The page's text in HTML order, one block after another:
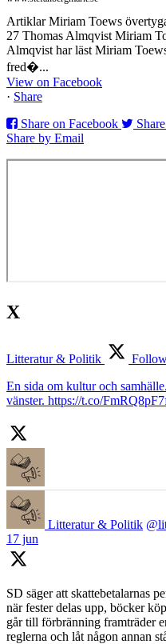
Artiklar Miriam Toews
27 Thomas Almqvist Miriam
Almqvist har läst Miriam
fred�...
View on Facebook
· Share
Share on Facebook
Share by Email
X
Litteratur & Politik
En sida om kultur och
vänster. https://t.co/
Litteratur & Politik
17 jun
SD säger att skattebetalarnas
när fester delas upp, böcker
går till förbränning framträder
reglerna och låt någon annan